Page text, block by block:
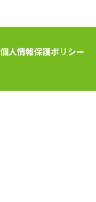
個人情報保護ポリシー